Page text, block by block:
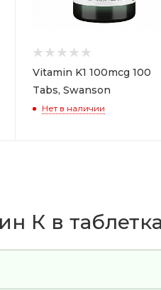
Vitamin K1 100mcg 100
Tabs, Swanson
Нет в наличии
К в